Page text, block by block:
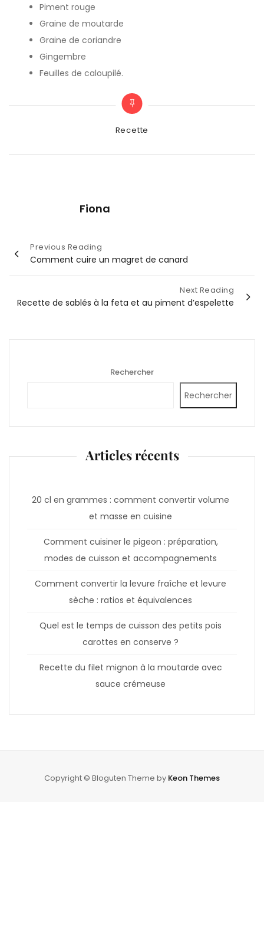
Piment rouge
Graine de moutarde
Graine de coriandre
Gingembre
Feuilles de caloupilé.
Categories
Recette
Fiona
Navigation
Previous Reading
Comment cuire un magret de canard
Next Reading
Recette de sablés à la feta et au piment d’espelette
Rechercher
Rechercher
Articles récents
20 cl en grammes : comment convertir volume
et masse en cuisine
Comment cuisiner le pigeon : préparation,
modes de cuisson et accompagnements
Comment convertir la levure fraîche et levure
sèche : ratios et équivalences
Quel est le temps de cuisson des petits pois
carottes en conserve ?
Recette du filet mignon à la moutarde avec
sauce crémeuse
Copyright © Bloguten Theme by Keon Themes